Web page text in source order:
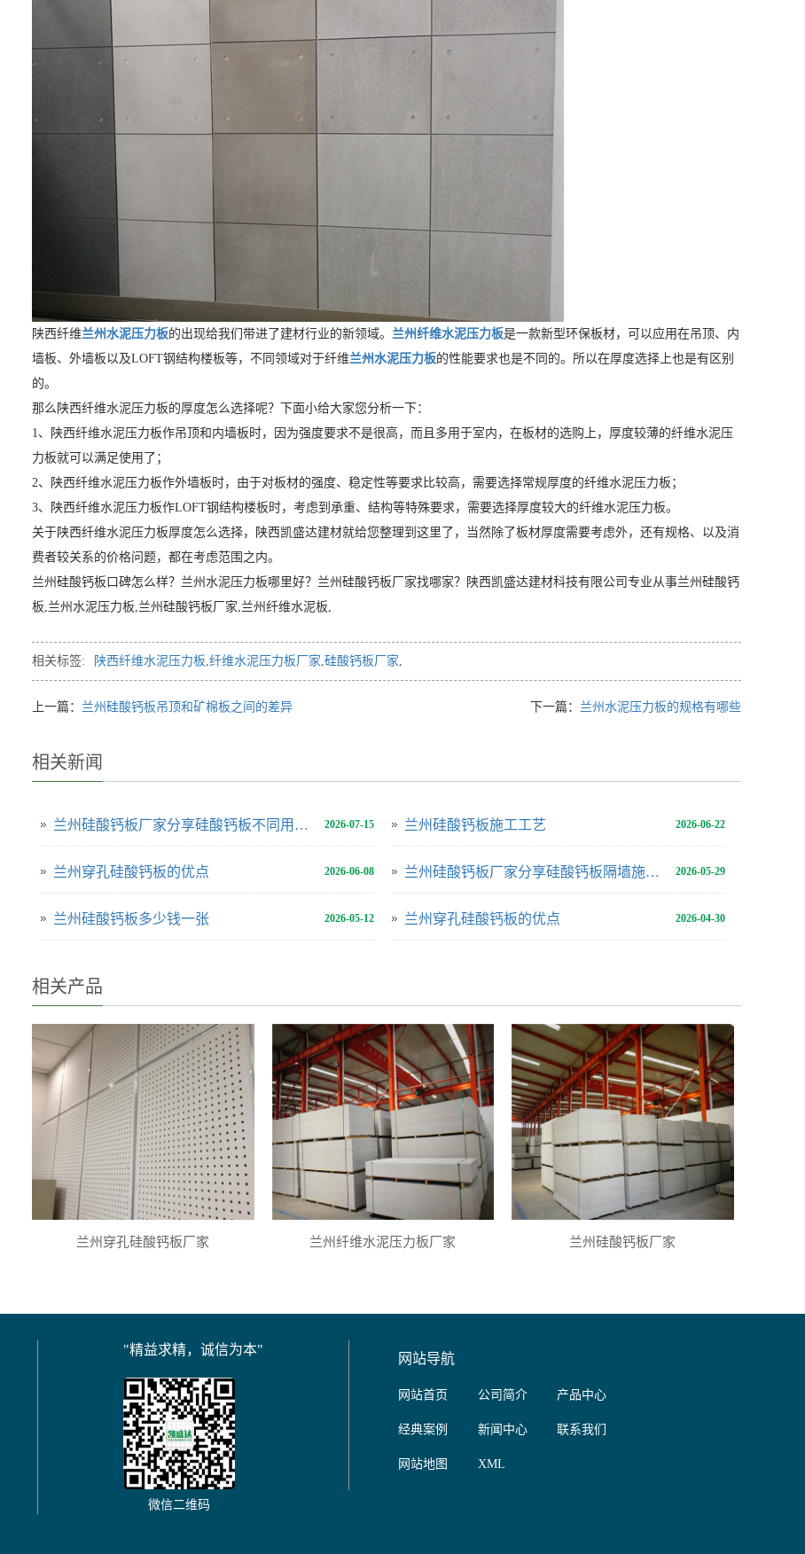
陕西纤维兰州水泥压力板的出现给我们带进了建材行业的新领域。 兰州纤维水泥压力板是一款新型环保板材，可以应用在吊顶、内
墙板、外墙板以及LOFT钢结构楼板等，不同领域对于纤维兰州水泥压力板的性能要求也是不同的。所以在厚度选择上也是有区别
的。
那么陕西纤维水泥压力板的厚度怎么选择呢？下面小给大家您分析一下：
1、陕西纤维水泥压力板作吊顶和内墙板时，因为强度要求不是很高，而且多用于室内，在板材的选购上，厚度较薄的纤维水泥压
力板就可以满足使用了；
2、陕西纤维水泥压力板作外墙板时，由于对板材的强度、稳定性等要求比较高，需要选择常规厚度的纤维水泥压力板；
3、陕西纤维水泥压力板作LOFT钢结构楼板时，考虑到承重、结构等特殊要求，需要选择厚度较大的纤维水泥压力板。
关于陕西纤维水泥压力板厚度怎么选择，陕西凯盛达建材就给您整理到这里了，当然除了板材厚度需要考虑外，还有规格、以及消
费者较关系的价格问题，都在考虑范围之内。
兰州硅酸钙板口碑怎么样？兰州水泥压力板哪里好？兰州硅酸钙板厂家找哪家？陕西凯盛达建材科技有限公司专业从事兰州硅酸钙
板,兰州水泥压力板,兰州硅酸钙板厂家,兰州纤维水泥板,
相关标签: 陕西纤维水泥压力板,纤维水泥压力板厂家,硅酸钙板厂家,
上一篇： 兰州硅酸钙板吊顶和矿棉板之间的差异 下一篇： 兰州水泥压力板的规格有哪些
相关新闻
2026-07-15
兰州硅酸钙板厂家分享硅酸钙板不同用途用多厚合适 2026-06-22
兰州硅酸钙板施工工艺
2026-06-08
兰州穿孔硅酸钙板的优点 2026-05-29
兰州硅酸钙板厂家分享硅酸钙板隔墙施工方案
2026-05-12
兰州硅酸钙板多少钱一张 2026-04-30
兰州穿孔硅酸钙板的优点
相关产品
兰州穿孔硅酸钙板厂家 兰州纤维水泥压力板厂家 兰州硅酸钙板厂家
"精益求精，诚信为本"
微信二维码
网站导航
网站首页 公司简介 产品中心
经典案例 新闻中心 联系我们
网站地图 XML